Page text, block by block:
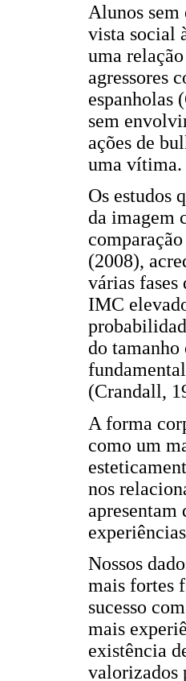
Alunos
vista social
uma
agressores
espanholas
sem
ações de
uma vítima.
Os estudos
da imagem
(2008),
várias fases
IMC
do tamanho
(Crandall,
A forma
como um
nos
apresentam
Nossos
mais fortes
sucesso
mais
existência
valorizados